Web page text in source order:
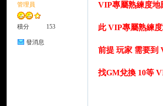
管理員
積分 153
發消息
VIP專屬熟練度地
此 VIP專屬熟練
前提 玩家 需要到
找GM兌換 10等